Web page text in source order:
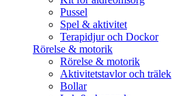
Pussel
Spel & aktivitet
Terapidjur och Dockor
Rörelse & motorik
Rörelse & motorik
Aktivitetstavlor och trälek
Bollar